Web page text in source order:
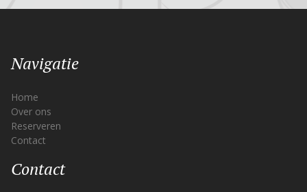
Navigatie
Home
Over ons
Reserveren
Contact
Contact